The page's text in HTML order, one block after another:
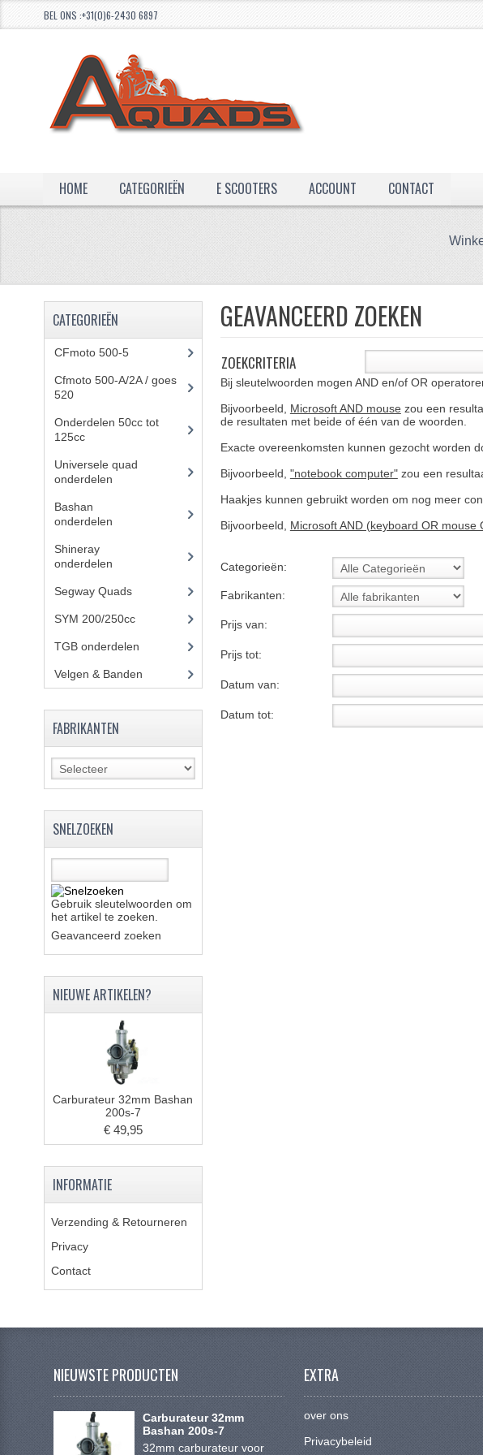
BEL ONS :+31(0)6-2430 6897
HOME CATEGORIEËN E SCOOTERS ACCOUNT CONTACT
GEAVANCEERD ZOEKEN
ZOEKCRITERIA
Bij sleutelwoorden mogen AND en/of OR
Bijvoorbeeld, Microsoft AND mouse zou een
de resultaten met beide of één van de woorden.
Exacte overeenkomsten kunnen gezocht worden
Bijvoorbeeld, "notebook computer"zou een
Haakjes kunnen gebruikt worden om nog meer
Bijvoorbeeld, Microsoft AND (keyboard OR mouse
Categorieën:
Fabrikanten:
Prijs van:
Prijs tot:
Datum van:
Datum tot:
CATEGORIEËN
CFmoto 500-5(5)
Cfmoto 500-A/2A / goes
520(347)
Onderdelen 50cc tot
125cc(49)
Universele quad
onderdelen
Bashan
onderdelen
Shineray
onderdelen
Segway Quads(6)
SYM 200/250cc(15)
TGB onderdelen
Velgen & Banden
FABRIKANTEN
SNELZOEKEN
Gebruik sleutelwoorden om
het artikel te zoeken.
Geavanceerd zoeken
NIEUWE ARTIKELEN?
Carburateur 32mm Bashan
200s-7
€ 49,95
INFORMATIE
Verzending & Retourneren
Privacy
Contact
NIEUWSTE PRODUCTEN
Carburateur 32mm
Bashan 200s-7
32mm carburateur voor
EXTRA
over ons
Privacybeleid